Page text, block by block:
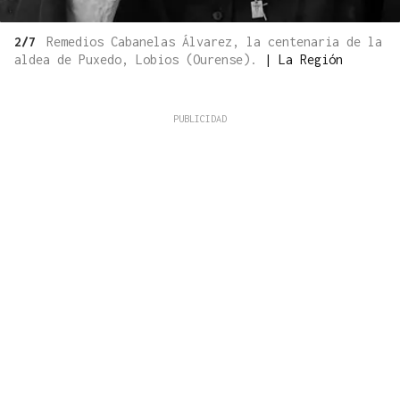
2/7
Remedios Cabanelas Álvarez, la centenaria de la
aldea de Puxedo, Lobios (Ourense).
| La Región